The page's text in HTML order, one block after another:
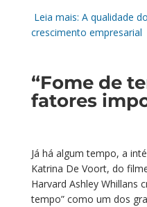
Leia mais: A qualidade
crescimento empresarial
“Fome de
fatores
Já há algum tempo, a
Katrina De Voort, do
Harvard Ashley Whillans
tempo” como um dos